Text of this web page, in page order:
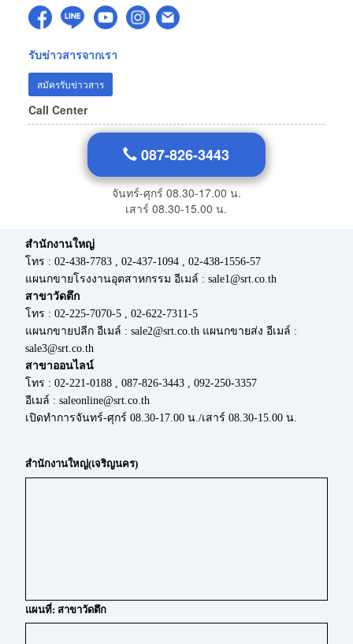
รับข่าวสารจากเรา
สมัครรับข่าวสาร
Call Center
087-826-3443
จันทร์-ศุกร์ 08.30-17.00 น.
เสาร์ 08.30-15.00 น.
สำนักงานใหญ่
โทร : 02-438-7783 , 02-437-1094 , 02-438-1556-57
แผนกขายโรงงานอุตสาหกรรม อีเมล์ : sale1@srt.co.th
สาขาวัดตึก
โทร : 02-225-7070-5 , 02-622-7311-5
แผนกขายปลีก อีเมล์ : sale2@srt.co.th แผนกขายส่ง อีเมล์ :
sale3@srt.co.th
สาขาออนไลน์
โทร : 02-221-0188 , 087-826-3443 , 092-250-3357
อีเมล์ : saleonline@srt.co.th
เปิดทำการจันทร์-ศุกร์ 08.30-17.00 น./เสาร์ 08.30-15.00 น.
สำนักงานใหญ่(เจริญนคร)
แผนที่: สาขาวัดตึก